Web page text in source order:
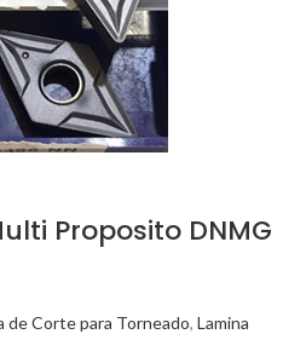
Proposito DNMG
de Corte para Torneado, Lamina